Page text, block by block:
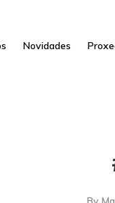
Novidades